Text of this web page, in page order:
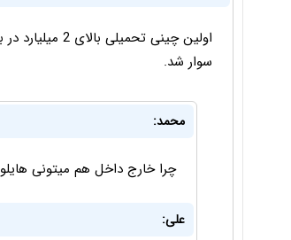
اولین چینی
سوار شد.
محمد:
چرا خارج داخل هم میتونی
علی: